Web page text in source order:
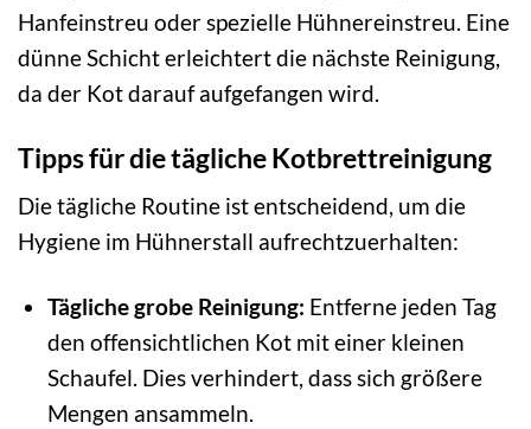
Hanfeinstreu oder spezielle Hühnereinstreu. Eine
dünne Schicht erleichtert die nächste Reinigung,
da der Kot darauf aufgefangen wird.
Tipps für die tägliche Kotbrettreinigung
Die tägliche Routine ist entscheidend, um die
Hygiene im Hühnerstall aufrechtzuerhalten:
Tägliche grobe Reinigung: Entferne jeden Tag
den offensichtlichen Kot mit einer kleinen
Schaufel. Dies verhindert, dass sich größere
Mengen ansammeln.